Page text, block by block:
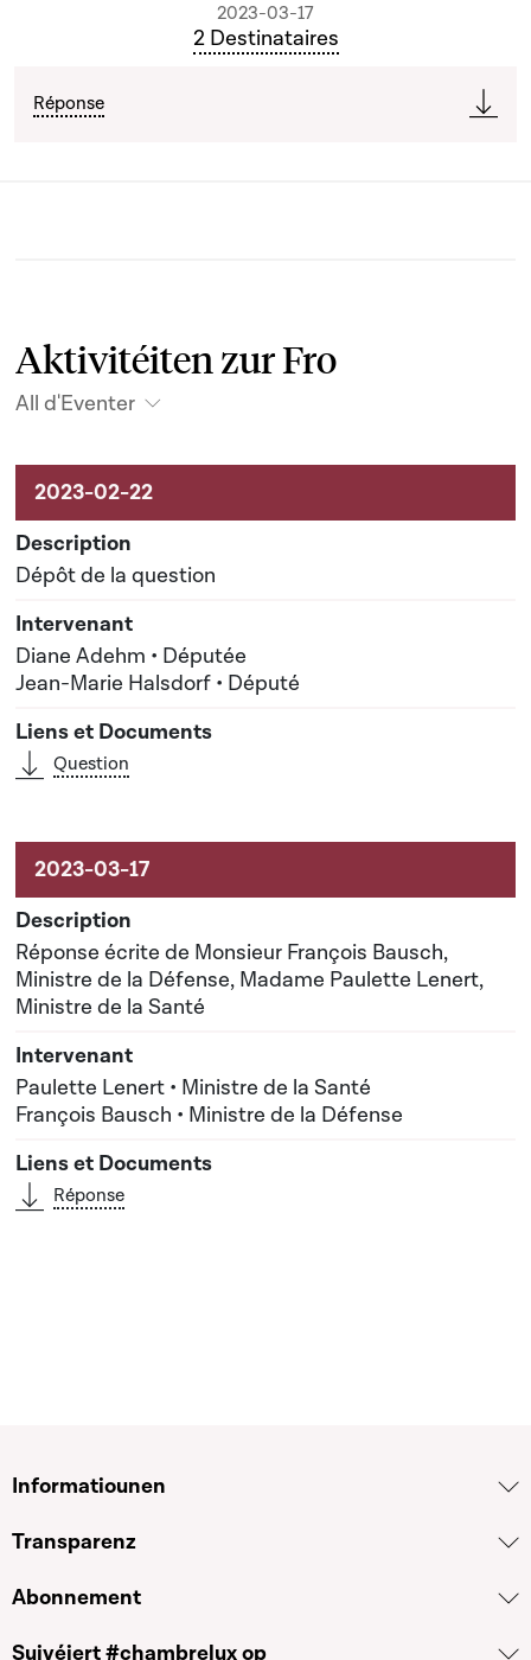
2023-03-17
2 Destinataires
Réponse
Aktivitéiten zur Fro
All d'Eventer
Aktivitéiten um Dossier
Dépôt de la question
Diane Adehm • Députée
Jean-Marie Halsdorf • Député
Question
Réponse écrite de Monsieur François Bausch,
Ministre de la Défense, Madame Paulette Lenert,
Ministre de la Santé
Paulette Lenert • Ministre de la Santé
François Bausch • Ministre de la Défense
Réponse
Informatiounen
Transparenz
Abonnement
Suivéiert #chambrelux op